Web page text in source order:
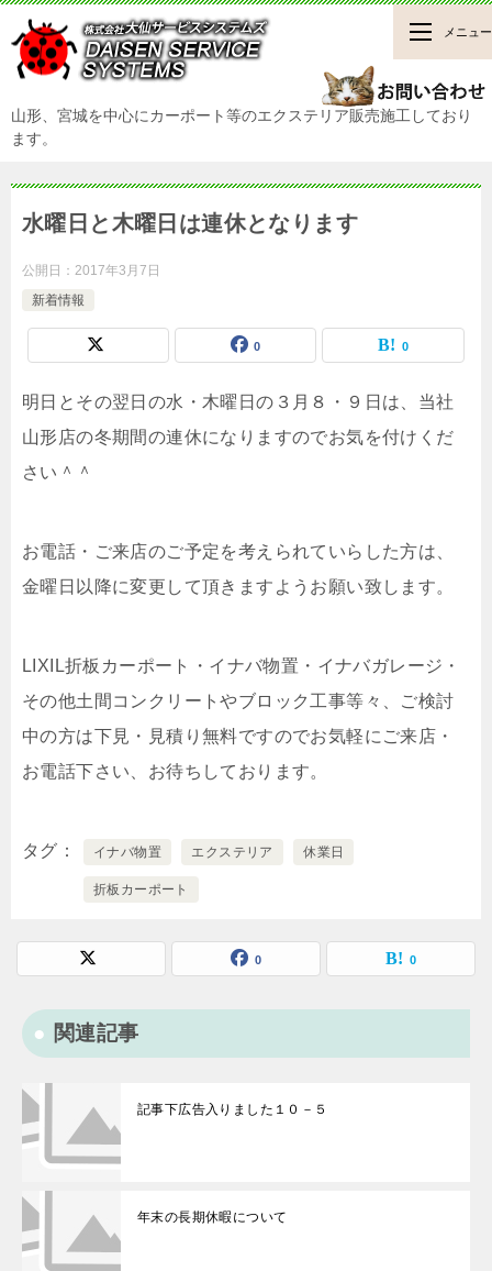
山形、宮城を中心にカーポート等のエクステリア販売施工しており
ます。
メニュー
水曜日と木曜日は連休となります
公開日： 2017年3月7日
新着情報
0 0
明日とその翌日の水・木曜日の３月８・９日は、当社
山形店の冬期間の連休になりますのでお気を付けくだ
さい＾＾
お電話・ご来店のご予定を考えられていらした方は、
金曜日以降に変更して頂きますようお願い致します。
LIXIL折板カーポート・イナバ物置・イナバガレージ・
その他土間コンクリートやブロック工事等々、ご検討
中の方は下見・見積り無料ですのでお気軽にご来店・
お電話下さい、お待ちしております。
タグ イナバ物置 エクステリア 休業日
折板カーポート
0 0
関連記事
記事下広告入りました１０－５
年末の長期休暇について